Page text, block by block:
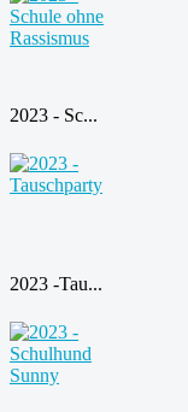
2023 - Sc...
2023 -Tau...